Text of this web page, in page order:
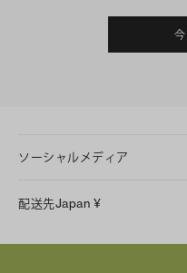
ソーシャルメディア
Facebook
配送先Japan ¥